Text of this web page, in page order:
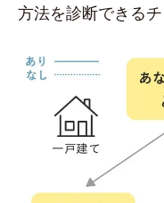
方法を診断できる